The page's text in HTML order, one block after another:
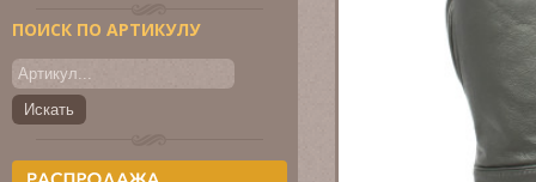
ПОИСК ПО АРТИКУЛУ